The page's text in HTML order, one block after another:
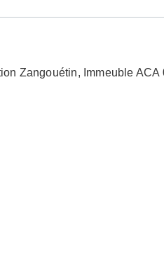
Zangouétin, Immeuble